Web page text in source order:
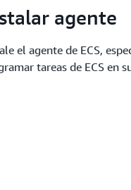
agente
el agente de ECS,
tareas de ECS en